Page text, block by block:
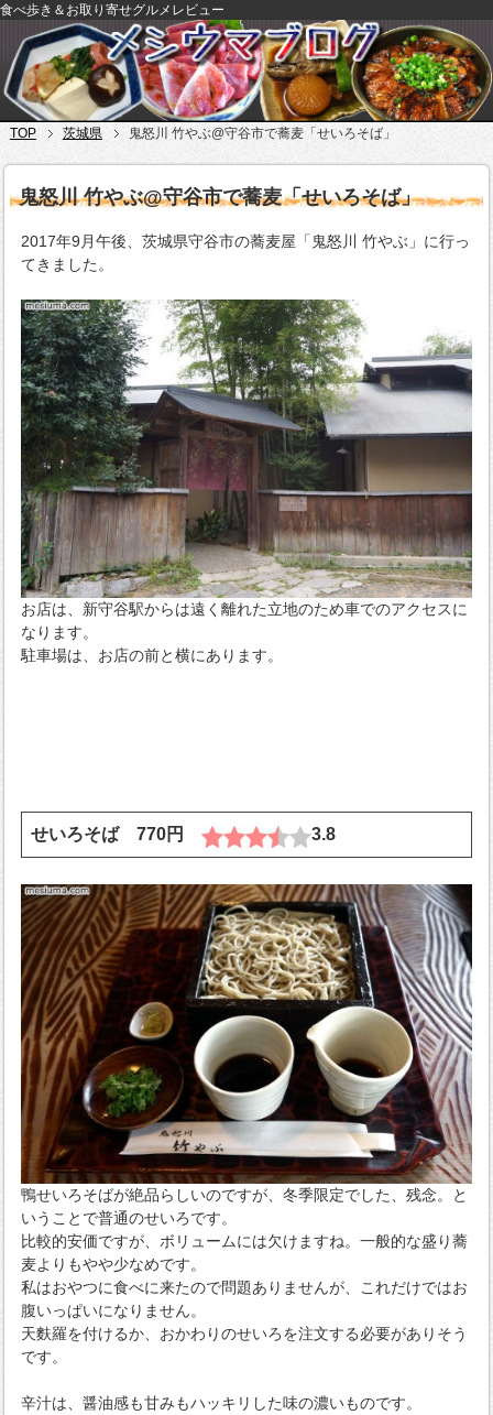
食べ歩き＆お取り寄せグルメレビュー
TOP 茨城県 鬼怒川 竹やぶ@守谷市で蕎麦「せいろそば」
鬼怒川 竹やぶ@守谷市で蕎麦「せいろそば」
2017年9月午後、茨城県守谷市の蕎麦屋「鬼怒川 竹やぶ」に行っ
てきました。
お店は、新守谷駅からは遠く離れた立地のため車でのアクセスに
なります。
駐車場は、お店の前と横にあります。
せいろそば 770円 3.8
鴨せいろそばが絶品らしいのですが、冬季限定でした、残念。と
いうことで普通のせいろです。
比較的安価ですが、ボリュームには欠けますね。一般的な盛り蕎
麦よりもやや少なめです。
私はおやつに食べに来たので問題ありませんが、これだけではお
腹いっぱいになりません。
天麩羅を付けるか、おかわりのせいろを注文する必要がありそう
です。
辛汁は、醤油感も甘みもハッキリした味の濃いものです。